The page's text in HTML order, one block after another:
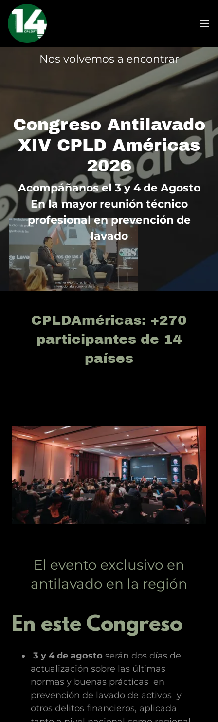
Nos volvemos a encontrar
Congreso Antilavado
XIV CPLD Américas
2026
Acompáñanos el 3 y 4 de Agosto
En la mayor reunión técnico
profesional en prevención de
lavado
CPLDAméricas: +270
participantes de 14
países
El evento exclusivo en
antilavado en la región
En este Congreso
3 y 4 de agosto serán dos días de
actualización sobre las últimas
normas y buenas prácticas en
prevención de lavado de activos y
otros delitos financieros, aplicada